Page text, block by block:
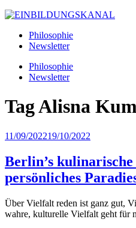
Philosophie
Newsletter
Philosophie
Newsletter
TagAlisna
11/09/202219/10/2022
Berlin’s
persönliches
Über Vielfalt reden ist ganz gut,
wahre, kulturelle Vielfalt geht für